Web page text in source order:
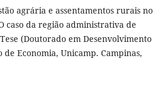
agrária e assentamentos rurais no
caso da região administrativa de
(Doutorado em Desenvolvimento
Economia, Unicamp. Campinas,